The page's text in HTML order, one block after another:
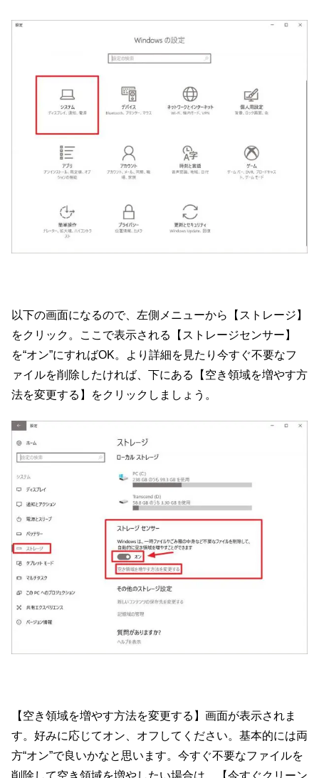
以下の画面になるので、左側メニューから【ストレージ】
をクリック。ここで表示される【ストレージセンサー】
を“オン”にすればOK。より詳細を見たり今すぐ不要なフ
ァイルを削除したければ、下にある【空き領域を増やす方
法を変更する】をクリックしましょう。
【空き領域を増やす方法を変更する】画面が表示されま
す。好みに応じてオン、オフしてください。基本的には両
方“オン”で良いかなと思います。今すぐ不要なファイルを